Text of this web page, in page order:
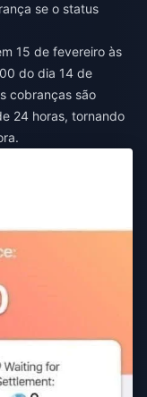
se o status
15 de fevereiro às
do dia 14 de
cobranças são
24 horas, tornando